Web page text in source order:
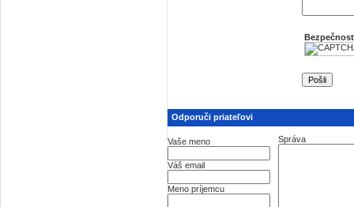
Odporuči priateľovi
Vaše meno
Váš email
Meno príjemcu
Správa